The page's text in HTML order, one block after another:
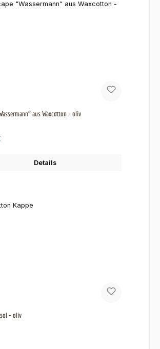
aus Waxcotton - oliv
Details
- oliv